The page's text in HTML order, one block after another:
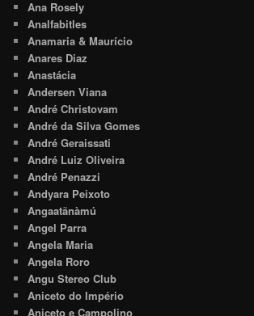
Ana Rosely
Analfabitles
Anamaria & Maurício
Anares Diaz
Anastácia
Andersen Viana
André Christovam
André da Silva Gomes
André Geraissati
André Luiz Oliveira
André Penazzi
Andyara Peixoto
Angaatãnàmú
Angel Parra
Angela Maria
Angela Roro
Angu Stereo Club
Aniceto do Império
Aniceto e Campolino